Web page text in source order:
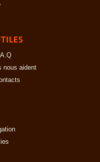
nous aident